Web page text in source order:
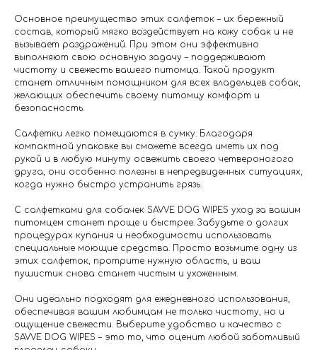
Основное преимущество этих салфеток – их бережный
состав, который мягко воздействует на кожу собак и не
вызывает раздражений. При этом они эффективно
выполняют свою основную задачу – поддерживают
чистоту и свежесть вашего питомца. Такой продукт
станет отличным помощником для всех владельцев собак,
желающих обеспечить своему питомцу комфорт и
безопасность.
Салфетки легко помещаются в сумку. Благодаря
компактной упаковке вы сможете всегда иметь их под
рукой и в любую минуту освежить своего четвероногого
друга, они особенно полезны в непредвиденных ситуациях,
когда нужно быстро устранить грязь.
С салфетками для собачек SAVVE DOG WIPES уход за вашим
питомцем станет проще и быстрее. Забудьте о долгих
процедурах купания и необходимости использовать
специальные моющие средства. Просто возьмите одну из
этих салфеток, протрите нужную область, и ваш
пушистик снова станет чистым и ухоженным.
Они идеально подходят для ежедневного использования,
обеспечивая вашим любимцам не только чистоту, но и
ощущение свежести. Выберите удобство и качество с
SAVVE DOG WIPES – это то, что оценит любой заботливый